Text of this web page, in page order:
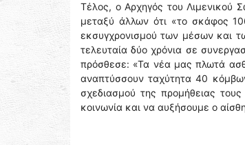
Τέλος, ο Αρχηγός του Λιμενικού
μεταξύ άλλων ότι «το σκάφος
εκσυγχρονισμού των μέσων και
τελευταία δύο χρόνια σε
πρόσθεσε: «Τα νέα μας πλωτά
αναπτύσσουν ταχύτητα 40
σχεδιασμού της προμήθειας
κοινωνία και να αυξήσουμε ο